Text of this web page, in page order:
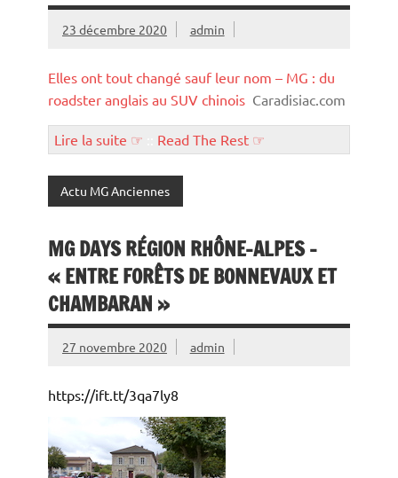
23 décembre 2020 admin
Elles ont tout changé sauf leur nom – MG : du
roadster anglais au SUV chinois Caradisiac.com
Lire la suite ☞ Read The Rest ☞
Actu MG Anciennes
MG DAYS RÉGION RHÔNE-ALPES –
« ENTRE FORÊTS DE BONNEVAUX ET
CHAMBARAN »
27 novembre 2020 admin
https://ift.tt/3qa7ly8